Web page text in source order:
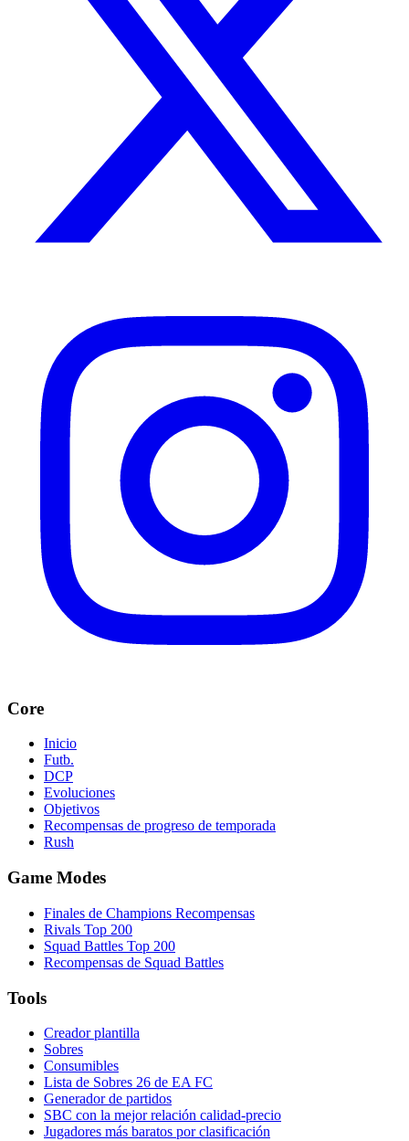
Core
Inicio
Futb.
DCP
Evoluciones
Objetivos
Recompensas de progreso de temporada
Rush
Game Modes
Finales de Champions Recompensas
Rivals Top 200
Squad Battles Top 200
Recompensas de Squad Battles
Tools
Creador plantilla
Sobres
Consumibles
Lista de Sobres 26 de EA FC
Generador de partidos
SBC con la mejor relación calidad-precio
Jugadores más baratos por clasificación